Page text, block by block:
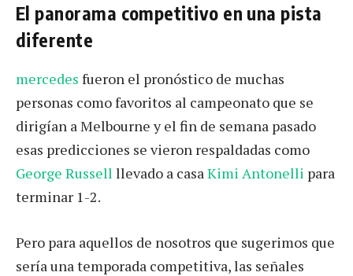
El panorama competitivo en una pista
diferente
mercedes fueron el pronóstico de muchas
personas como favoritos al campeonato que se
dirigían a Melbourne y el fin de semana pasado
esas predicciones se vieron respaldadas como
George Russell llevado a casaKimi Antonelli para
terminar 1-2.
Pero para aquellos de nosotros que sugerimos que
sería una temporada competitiva, las señales